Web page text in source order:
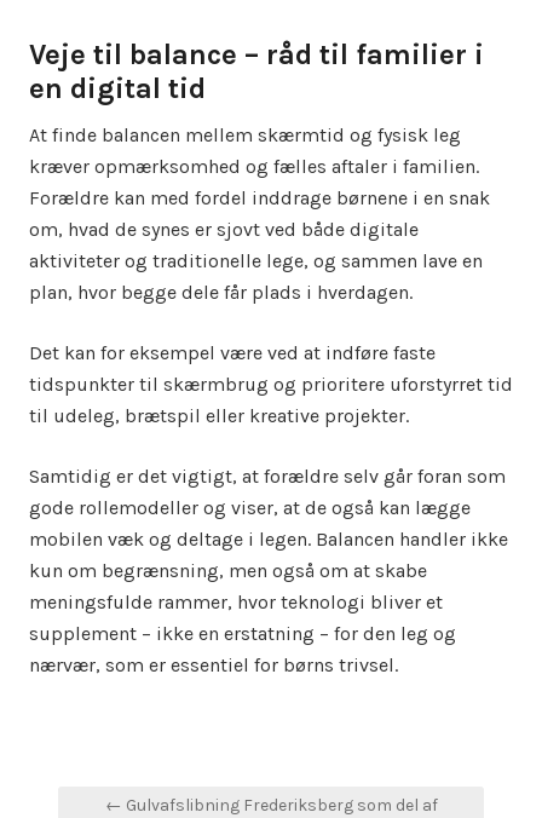
Veje til balance – råd til familier i
en digital tid
At finde balancen mellem skærmtid og fysisk leg
kræver opmærksomhed og fælles aftaler i familien.
Forældre kan med fordel inddrage børnene i en snak
om, hvad de synes er sjovt ved både digitale
aktiviteter og traditionelle lege, og sammen lave en
plan, hvor begge dele får plads i hverdagen.
Det kan for eksempel være ved at indføre faste
tidspunkter til skærmbrug og prioritere uforstyrret tid
til udeleg, brætspil eller kreative projekter.
Samtidig er det vigtigt, at forældre selv går foran som
gode rollemodeller og viser, at de også kan lægge
mobilen væk og deltage i legen. Balancen handler ikke
kun om begrænsning, men også om at skabe
meningsfulde rammer, hvor teknologi bliver et
supplement – ikke en erstatning – for den leg og
nærvær, som er essentiel for børns trivsel.
Indlægsnavigation
← Gulvafslibning Frederiksberg som del af